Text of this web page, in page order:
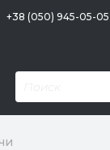
+38 (050) 945-05-05